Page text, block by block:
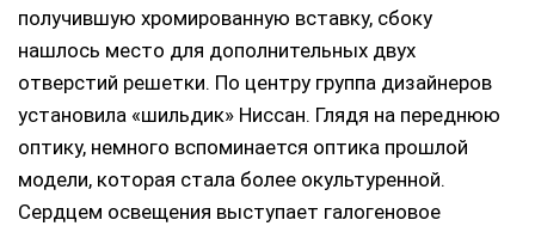
получившую хромированную вставку, сбоку
нашлось место для дополнительных двух
отверстий решетки. По центру группа дизайнеров
установила «шильдик» Ниссан. Глядя на переднюю
оптику, немного вспоминается оптика прошлой
модели, которая стала более окультуренной.
Сердцем освещения выступает галогеновое